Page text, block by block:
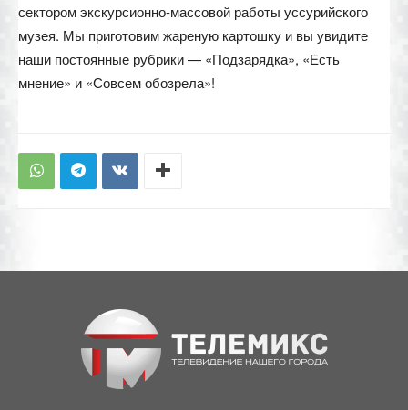
сектором экскурсионно-массовой работы уссурийского
музея. Мы приготовим жареную картошку и вы увидите
наши постоянные рубрики — «Подзарядка», «Есть
мнение» и «Совсем обозрела»!